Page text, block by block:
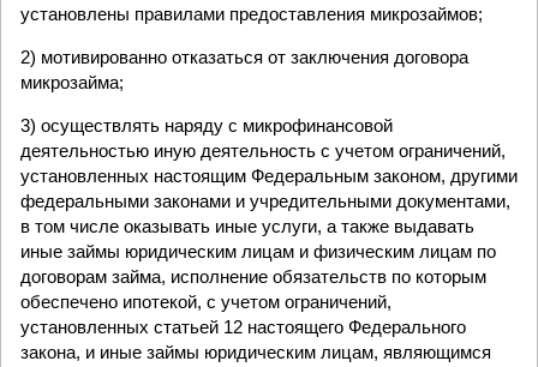
установлены правилами предоставления микрозаймов;
2) мотивированно отказаться от заключения договора
микрозайма;
3) осуществлять наряду с микрофинансовой
деятельностью иную деятельность с учетом ограничений,
установленных настоящим Федеральным законом, другими
федеральными законами и учредительными документами,
в том числе оказывать иные услуги, а также выдавать
иные займы юридическим лицам и физическим лицам по
договорам займа, исполнение обязательств по которым
обеспечено ипотекой, с учетом ограничений,
установленных статьей 12 настоящего Федерального
закона, и иные займы юридическим лицам, являющимся